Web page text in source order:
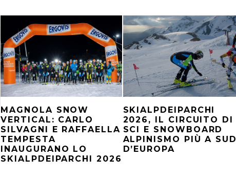
MAGNOLA SNOW
VERTICAL: CARLO
SILVAGNI E RAFFAELLA
TEMPESTA
INAUGURANO LO
SKIALPDEIPARCHI 2026
SKIALPDEIPARCHI
2026, IL CIRCUITO DI
SCI E SNOWBOARD
ALPINISMO PIÙ A SUD
D’EUROPA